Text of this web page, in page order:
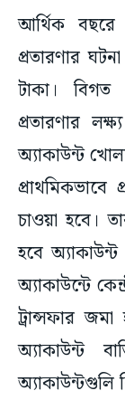
আর্থিক বছরে
প্রতারণার
টাকা।
প্রতারণার
অ্যাকাউন্ট
প্রাথমিকভাবে
চাওয়া হবে।
হবে
অ্যাকাউন্টে
ট্রান্সফার
অ্যাকাউন্ট
অ্যাকাউন্টগুলি